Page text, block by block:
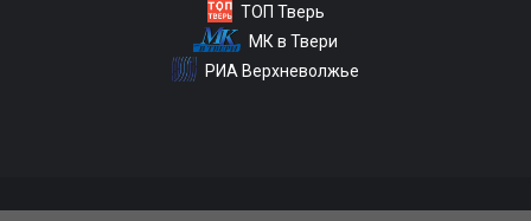
ТОП Тверь
МК в Твери
РИА Верхневолжье